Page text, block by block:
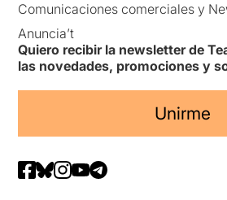
Comunicaciones comerciales y
Anuncia’t
Quiero recibir la newsletter de
las novedades, promociones y
Unirme